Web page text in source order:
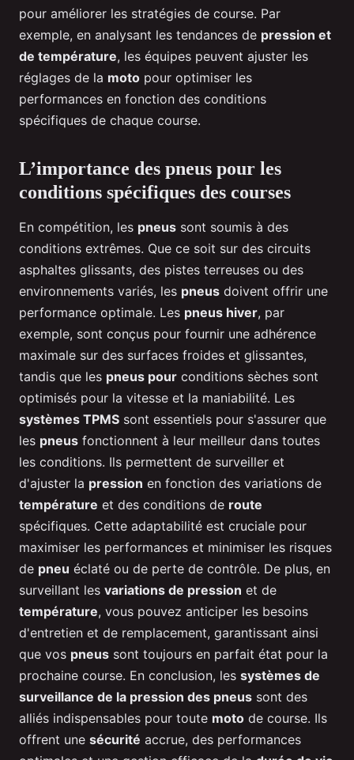
pour améliorer les stratégies de course. Par
exemple, en analysant les tendances de pression et
de température, les équipes peuvent ajuster les
réglages de la moto pour optimiser les
performances en fonction des conditions
spécifiques de chaque course.
L’importance des pneus pour les
conditions spécifiques des courses
En compétition, les pneus sont soumis à des
conditions extrêmes. Que ce soit sur des circuits
asphaltes glissants, des pistes terreuses ou des
environnements variés, les pneus doivent offrir une
performance optimale. Les pneus hiver, par
exemple, sont conçus pour fournir une adhérence
maximale sur des surfaces froides et glissantes,
tandis que les pneus pour conditions sèches sont
optimisés pour la vitesse et la maniabilité. Les
systèmes TPMS sont essentiels pour s'assurer que
les pneus fonctionnent à leur meilleur dans toutes
les conditions. Ils permettent de surveiller et
d'ajuster la pression en fonction des variations de
température et des conditions de route
spécifiques. Cette adaptabilité est cruciale pour
maximiser les performances et minimiser les risques
de pneu éclaté ou de perte de contrôle. De plus, en
surveillant les variations de pression et de
température, vous pouvez anticiper les besoins
d'entretien et de remplacement, garantissant ainsi
que vos pneus sont toujours en parfait état pour la
prochaine course. En conclusion, les systèmes de
surveillance de la pression des pneus sont des
alliés indispensables pour toute moto de course. Ils
offrent une sécurité accrue, des performances